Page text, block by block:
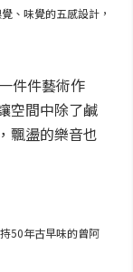
、味覺的五感設計，
件件藝術作
空間中除了鹹
飄盪的樂音也
50年古早味的曾阿